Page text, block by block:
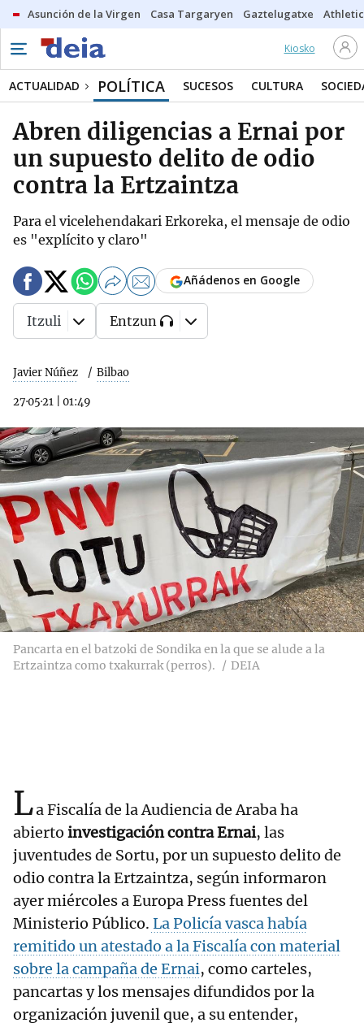
Asunción de la Virgen Casa Targaryen Gaztelugatxe Athletic
Kiosko
ACTUALIDAD POLÍTICA SUCESOS CULTURA
Abren diligencias a Ernai por
un supuesto delito de odio
contra la Ertzaintza
Para el vicelehendakari Erkoreka, el mensaje de odio
es "explícito y claro"
Javier Núñez Bilbao
27·05·21 01:49
Añádenos en Google
Itzuli Entzun
Pancarta en el batzoki de Sondika en la que se alude a la
Ertzaintza como txakurrak (perros).
DEIA
La Fiscalía de la Audiencia de Araba ha
abierto investigación contra Ernai, las
juventudes de Sortu, por un supuesto delito de
odio contra la Ertzaintza, según informaron
ayer miércoles a Europa Press fuentes del
Ministerio Público. La Policía vasca había
remitido un atestado a la Fiscalía con material
sobre la campaña de Ernai, como carteles,
pancartas y los mensajes difundidos por la
organización juvenil que, a su entender,